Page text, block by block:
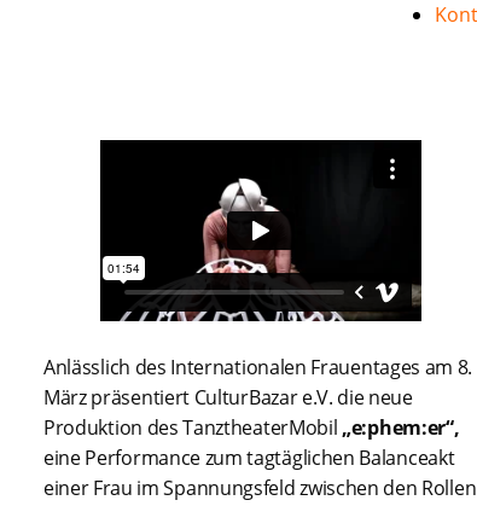
Anlässlich des Internationalen Frauentages am 8.
März präsentiert CulturBazar e.V. die neue
Produktion des TanztheaterMobil „e:phem:er“,
eine Performance zum tagtäglichen Balanceakt
einer Frau im Spannungsfeld zwischen den Rollen